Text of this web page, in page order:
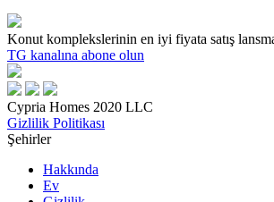
Konut komplekslerinin en iyi fiyata satış
TG kanalına abone olun
Cypria Homes 2020 LLC
Gizlilik Politikası
Şehirler
Hakkında
Ev